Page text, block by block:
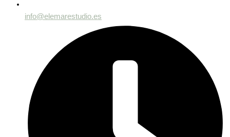
info@elemarestudio.es